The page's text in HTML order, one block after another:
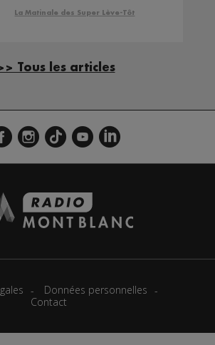
La Matinale des Super Lève-Tôt
Tous les articles
Données personnelles
Contact